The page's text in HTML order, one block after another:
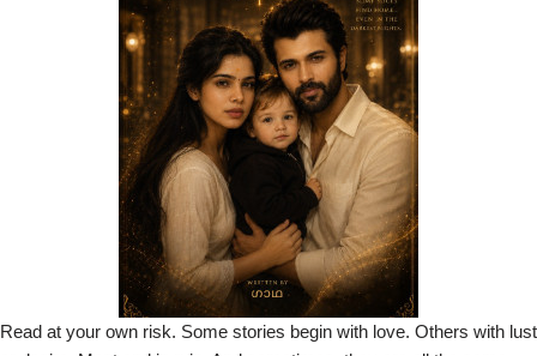
Read at your own risk. Some stories begin with love. Others with lust